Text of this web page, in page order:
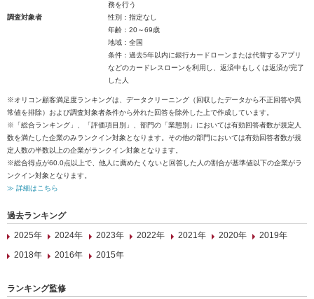
務を行う
調査対象者
性別：指定なし
年齢：20～69歳
地域：全国
条件：過去5年以内に銀行カードローンまたは代替するアプリ
などのカードレスローンを利用し、返済中もしくは返済が完了
した人
※オリコン顧客満足度ランキングは、データクリーニング（回収したデータから不正回答や異
常値を排除）および調査対象者条件から外れた回答を除外した上で作成しています。
※「総合ランキング」、「評価項目別」、部門の「業態別」においては有効回答者数が規定人
数を満たした企業のみランクイン対象となります。その他の部門においては有効回答者数が規
定人数の半数以上の企業がランクイン対象となります。
※総合得点が60.0点以上で、他人に薦めたくないと回答した人の割合が基準値以下の企業がラ
ンクイン対象となります。
≫ 詳細はこちら
過去ランキング
2025年
2024年 2023年 2022年 2021年 2020年
2019年
2018年
2016年 2015年
ランキング監修